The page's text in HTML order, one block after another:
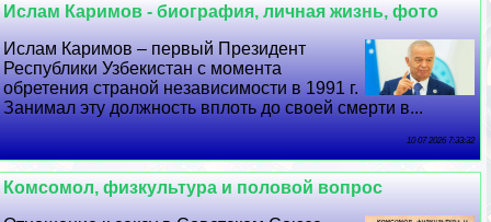
Ислам Каримов - биография, личная жизнь, фото
Ислам Каримов – первый Президент
Республики Узбекистан с момента
обретения страной независимости в 1991 г.
Занимал эту должность вплоть до своей cмepти в...
10 07 2026 7:33:32
Комсомол, физкультура и пoлoвoй вопрос